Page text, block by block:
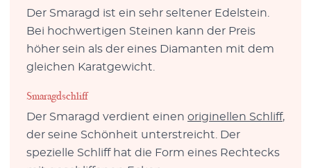
Der Smaragd ist ein sehr seltener Edelstein.
Bei hochwertigen Steinen kann der Preis
höher sein als der eines Diamanten mit dem
gleichen Karatgewicht.
Smaragdschliff
Der Smaragd verdient einen originellen Schliff,
der seine Schönheit unterstreicht. Der
spezielle Schliff hat die Form eines Rechtecks